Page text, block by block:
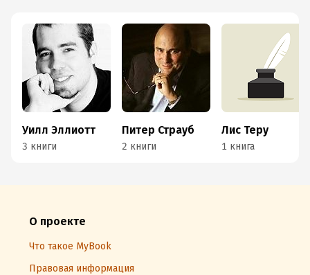
Уилл Эллиотт
3 книги
Питер Страуб
2 книги
Лис Теру
1 книга
О проекте
Что такое MyBook
Правовая информация